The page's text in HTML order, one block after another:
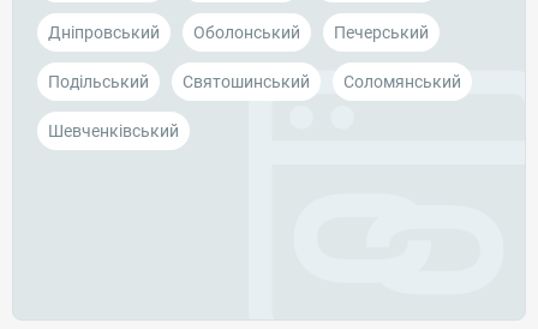
Дніпровський Оболонський Печерський
Подільський Святошинський Соломянський
Шевченківський